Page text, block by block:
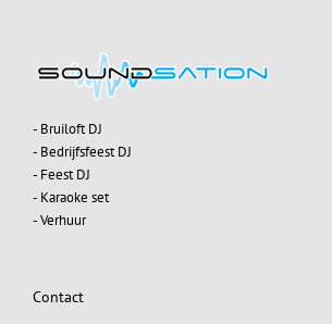
- Bruiloft DJ
- Bedrijfsfeest DJ
- Feest DJ
- Karaoke set
- Verhuur
Contact